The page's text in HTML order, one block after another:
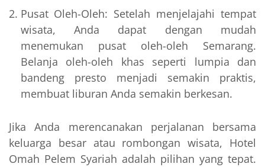
Pusat Oleh-Oleh: Setelah menjelajahi tempat
wisata, Anda dapat dengan mudah
menemukan pusat oleh-oleh Semarang.
Belanja oleh-oleh khas seperti lumpia dan
bandeng presto menjadi semakin praktis,
membuat liburan Anda semakin berkesan.
Jika Anda merencanakan perjalanan bersama
keluarga besar atau rombongan wisata, Hotel
Omah Pelem Syariah adalah pilihan yang tepat.